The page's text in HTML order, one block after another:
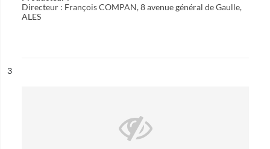
Directeur : François COMPAN, 8 avenue général de Gaulle,
ALES
n°
3